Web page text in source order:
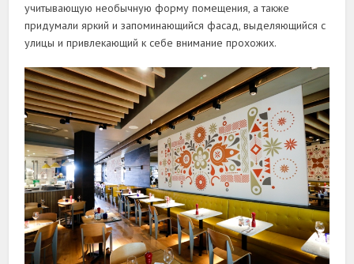
учитывающую необычную форму помещения, а также
придумали яркий и запоминающийся фасад, выделяющийся с
улицы и привлекающий к себе внимание прохожих.